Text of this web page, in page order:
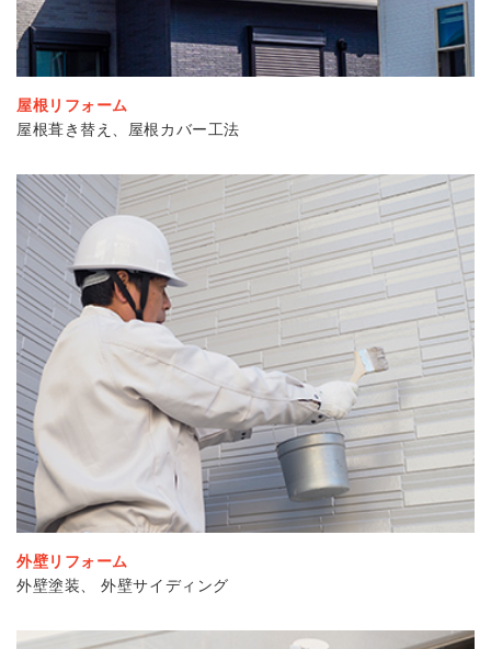
屋根リフォーム
屋根葺き替え、屋根カバー工法
外壁リフォーム
外壁塗装、 外壁サイディング